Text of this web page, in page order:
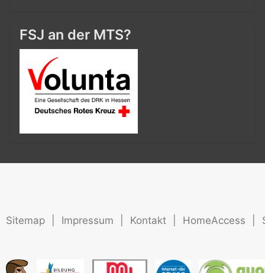
FSJ an der MTS?
Sitemap Impressum Kontakt HomeAccess